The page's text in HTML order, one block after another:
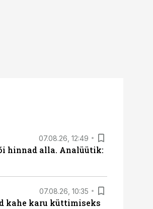
07.08.26, 12:49
hinnad alla. Analüütik:
07.08.26, 10:35
kahe karu küttimiseks